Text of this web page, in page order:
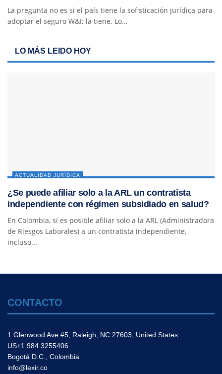
La pregunta no es si el país tiene la sofisticación jurídica para
adoptar el seguro W&I; la tiene. Lo...
LO MÁS LEIDO HOY
ACTUALIDAD JURÍDICA
¿Se puede afiliar solo a la ARL un contratista
independiente con régimen subsidiado en salud?
En Colombia, sí es posible afiliar solo a la ARL (Administradora
de Riesgos Laborales) a un contratista independiente,
incluso...
CONTACTO
1 Glenwood Ave #5, Raleigh, NC 27603, United States
US+1 984 3255406
Bogotá D.C., Colombia
info@lexir.co